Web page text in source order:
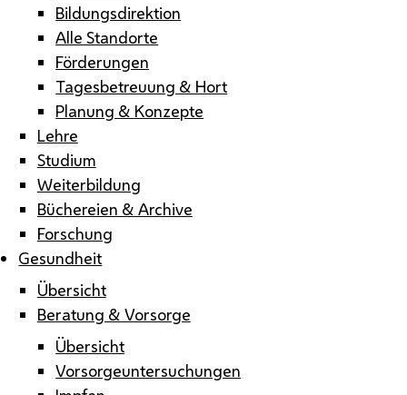
Bildungsdirektion
Alle Standorte
Förderungen
Tagesbetreuung & Hort
Planung & Konzepte
Lehre
Studium
Weiterbildung
Büchereien & Archive
Forschung
Gesundheit
Übersicht
Beratung & Vorsorge
Übersicht
Vorsorgeuntersuchungen